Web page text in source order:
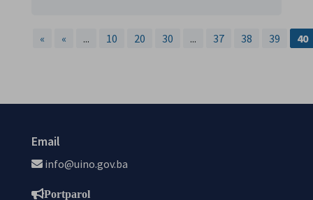
« « ... 10 20 30 ... 37 38 39 40
Email
info@uino.gov.ba
Portparol